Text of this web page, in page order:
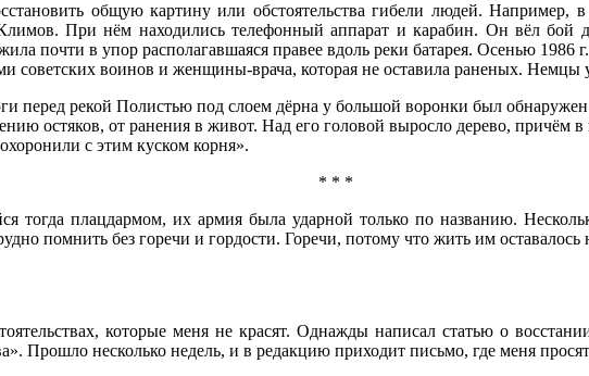
общую картину или обстоятельства гибели людей.
При нём находились телефонный аппарат и карабин. Он вёл бой
почти в упор располагавшаяся правее вдоль реки батарея. Осенью
советских воинов и женщины-врача, которая не оставила раненых.
перед рекой Полистью под слоем дёрна у большой воронки был
остяков, от ранения в живот. Над его головой выросло дерево, причём
с этим куском корня».
* * *
тогда плацдармом, их армия была ударной только по названию.
помнить без горечи и гордости. Горечи, потому что жить им оставалось
которые меня не красят. Однажды написал статью о
Прошло несколько недель, и в редакцию приходит письмо, где меня